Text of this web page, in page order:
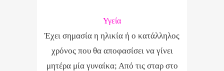
Υγεία
Έχει σημασία η ηλικία ή ο κατάλληλος
χρόνος που θα αποφασίσει να γίνει
μητέρα μία γυναίκα; Από τις σταρ στο